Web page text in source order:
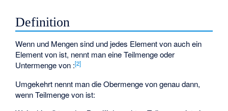
Definition
Wenn und Mengen sind und jedes Element vonauch ein
Element von ist, nennt maneine Teilmenge oder
Untermenge von :[2]
Umgekehrt nennt mandie Obermenge vongenau dann,
wennTeilmenge von ist: